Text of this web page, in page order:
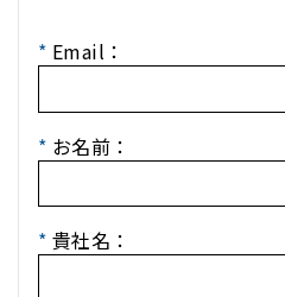
* Email：
* お名前：
* 貴社名：